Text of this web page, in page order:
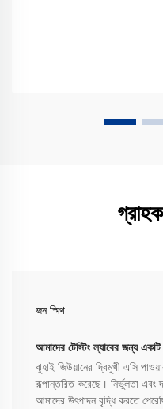
জন স্মিথ
আমাদের টেস্টিং ল্যাবের জন্য একটি
ঝুহাই জিউয়ানের দ্বিমুখী এসি
রূপান্তরিত করেছে। নির্ভুলতা এবং
আমাদের উৎপাদন বৃদ্ধি করতে